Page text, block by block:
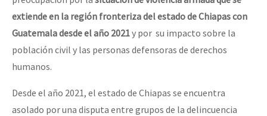
extiendeen la región fronterizadel estado deChiapascon
Guatemaladesde el año 2021y por su impacto sobre la
población civil y las personas defensoras de derechos
humanos.
Desde el año 2021, el estado de Chiapas se encuentra
asolado por una disputa entre grupos de la delincuencia